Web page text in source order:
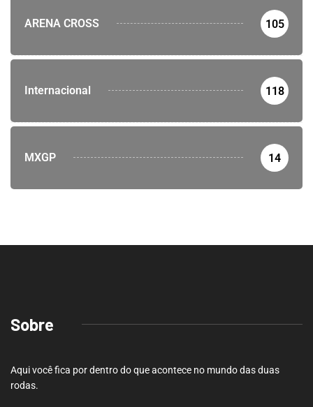
ARENA CROSS 105
Internacional 118
MXGP 14
Sobre
Aqui você fica por dentro do que acontece no mundo das duas
rodas.